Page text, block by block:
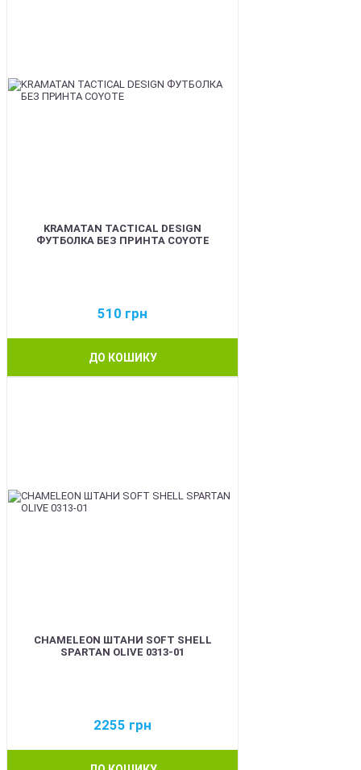
KRAMATAN TACTICAL DESIGN
ФУТБОЛКА БЕЗ ПРИНТА COYOTE
510 грн
ДО КОШИКУ
CHAMELEON ШТАНИ SOFT SHELL
SPARTAN OLIVE 0313-01
2255 грн